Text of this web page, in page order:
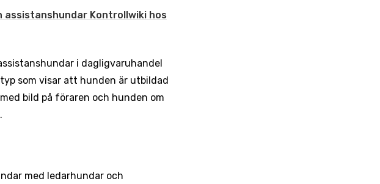
assistanshundar Kontrollwiki hos
i dagligvaruhandel
som visar att hunden är utbildad
bild på föraren och hunden om
med ledarhundar och